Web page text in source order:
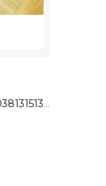
AGR-Ventil Kühler Audi A3 8P 038131513AD Modine